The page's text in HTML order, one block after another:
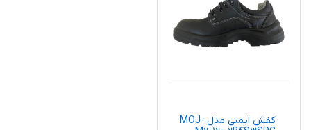
کفش ایمنی مدل MOJ-